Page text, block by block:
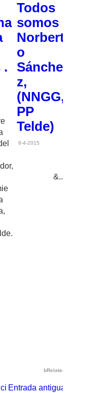
.
Todos
somos
Norbert
o
Sánche
z,
(NNGG,
PP
Telde)
8-4-2015
&...
bRelated
Entrada antigua